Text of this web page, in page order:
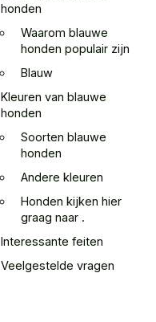
honden
Waarom blauwe
honden populair zijn
Blauw
Kleuren van blauwe
honden
Soorten blauwe
honden
Andere kleuren
Honden kijken hier
graag naar .
Interessante feiten
Veelgestelde vragen